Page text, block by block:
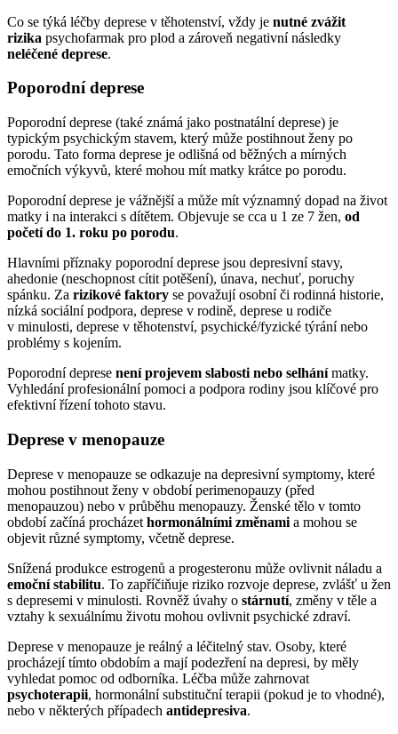
Co se týká léčby deprese v těhotenství, vždy je nutné zvážit
rizika psychofarmak pro plod a zároveň negativní následky
neléčené deprese.
Poporodní deprese
Poporodní deprese (také známá jako postnatální deprese) je
typickým psychickým stavem, který může postihnout ženy po
porodu. Tato forma deprese je odlišná od běžných a mírných
emočních výkyvů, které mohou mít matky krátce po porodu.
Poporodní deprese je vážnější a může mít významný dopad na život
matky i na interakci s dítětem. Objevuje se cca u 1 ze 7 žen, od
početí do 1. roku po porodu.
Hlavními příznaky poporodní deprese jsou depresivní stavy,
ahedonie (neschopnost cítit potěšení), únava, nechuť, poruchy
spánku. Za rizikové faktory se považují osobní či rodinná historie,
nízká sociální podpora, deprese v rodině, deprese u rodiče
v minulosti, deprese v těhotenství, psychické/fyzické týrání nebo
problémy s kojením.
Poporodní deprese není projevem slabosti nebo selhánímatky.
Vyhledání profesionální pomoci a podpora rodiny jsou klíčové pro
efektivní řízení tohoto stavu.
Deprese v menopauze
Deprese v menopauze se odkazuje na depresivní symptomy, které
mohou postihnout ženy v období perimenopauzy (před
menopauzou) nebo v průběhu menopauzy. Ženské tělo v tomto
období začíná procházet hormonálními změnami a mohou se
objevit různé symptomy, včetně deprese.
Snížená produkce estrogenů a progesteronu může ovlivnit náladu a
emoční stabilitu. To zapříčiňuje riziko rozvoje deprese, zvlášť u žen
s depresemi v minulosti. Rovněž úvahy o stárnutí, změny v těle a
vztahy k sexuálnímu životu mohou ovlivnit psychické zdraví.
Deprese v menopauze je reálný a léčitelný stav. Osoby, které
procházejí tímto obdobím a mají podezření na depresi, by měly
vyhledat pomoc od odborníka. Léčba může zahrnovat
psychoterapii, hormonální substituční terapii (pokud je to vhodné),
nebo v některých případech antidepresiva.